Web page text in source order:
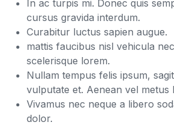
In ac turpis mi. Donec quis
cursus gravida interdum.
Curabitur luctus sapien augue.
mattis faucibus nisl vehicula
scelerisque lorem.
Nullam tempus felis ipsum,
vulputate et. Aenean vel metus
Vivamus nec neque a libero
dolor.